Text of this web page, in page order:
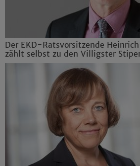
Der EKD-Ratsvorsitzende
zählt selbst zu den Villigster